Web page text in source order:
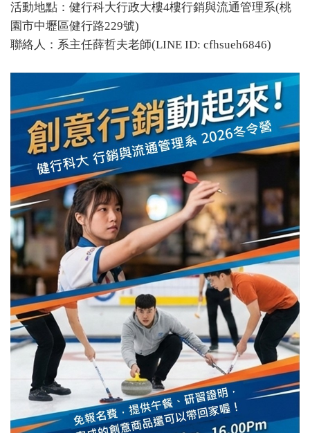
活動地點：健行科大行政大樓4樓行銷與流通管理系(桃
園市中壢區健行路229號)
聯絡人：系主任薛哲夫老師(LINE ID: cfhsueh6846)